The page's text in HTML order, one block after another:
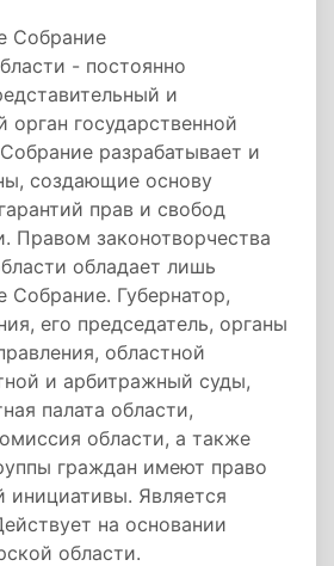
Собрание
- постоянно
и
орган государственной
разрабатывает и
создающие основу
прав и свобод
Правом законотворчества
обладает лишь
Собрание. Губернатор,
его председатель, органы
областной
и арбитражный суды,
палата области,
области, а также
граждан имеют право
инициативы. Является
на основании
области.